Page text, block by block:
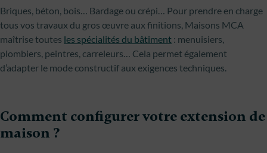
Briques, béton, bois… Bardage ou crépi… Pour prendre en charge
tous vos travaux du gros œuvre aux finitions, Maisons MCA
maîtrise toutes les spécialités du bâtiment : menuisiers,
plombiers, peintres, carreleurs… Cela permet également
d’adapter le mode constructif aux exigences techniques.
Comment configurer votre extension de
maison ?